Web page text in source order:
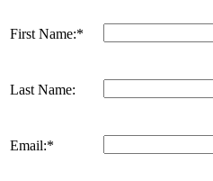
First Name:*
Last Name:
Email:*